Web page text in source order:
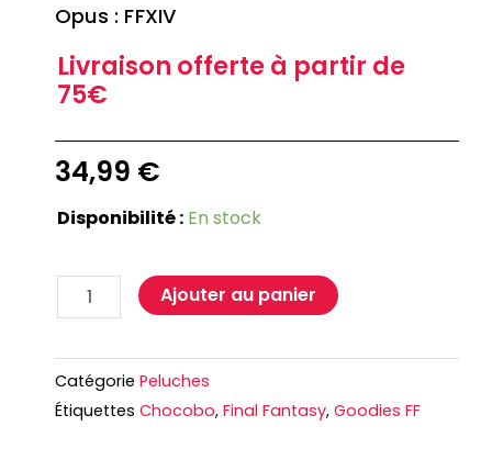
Opus : FFXIV
Livraison offerte à partir de
75€
34,99 €
Disponibilité : En stock
Ajouter au panier
Catégorie Peluches
Étiquettes Chocobo, Final Fantasy, Goodies FF